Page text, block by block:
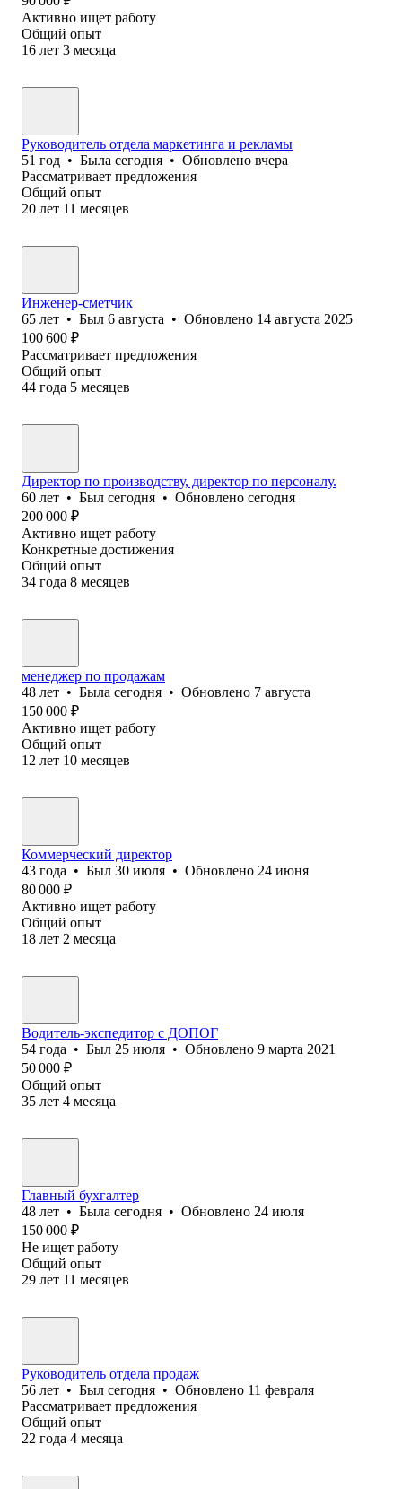
Активно ищет работу
Общий опыт
16 лет 3 месяца
Руководитель отдела маркетинга и рекламы
51 год • Была сегодня • Обновлено вчера
Рассматривает предложения
Общий опыт
20 лет 11 месяцев
Инженер-сметчик
65 лет • Был 6 августа • Обновлено 14 августа 2025
100 600 ₽
Рассматривает предложения
Общий опыт
44 года 5 месяцев
Директор по производству, директор по персоналу.
60 лет • Был сегодня • Обновлено сегодня
200 000 ₽
Активно ищет работу
Конкретные достижения
Общий опыт
34 года 8 месяцев
менеджер по продажам
48 лет • Была сегодня • Обновлено 7 августа
150 000 ₽
Активно ищет работу
Общий опыт
12 лет 10 месяцев
Коммерческий директор
43 года • Был 30 июля • Обновлено 24 июня
80 000 ₽
Активно ищет работу
Общий опыт
18 лет 2 месяца
Водитель-экспедитор с ДОПОГ
54 года • Был 25 июля • Обновлено 9 марта 2021
50 000 ₽
Общий опыт
35 лет 4 месяца
Главный бухгалтер
48 лет • Была сегодня • Обновлено 24 июля
150 000 ₽
Не ищет работу
Общий опыт
29 лет 11 месяцев
Руководитель отдела продаж
56 лет • Был сегодня • Обновлено 11 февраля
Рассматривает предложения
Общий опыт
22 года 4 месяца